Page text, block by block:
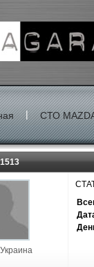
| СТО
Украина